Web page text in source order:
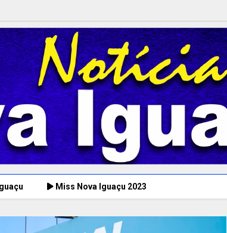
Miss Nova Iguaçu 2023